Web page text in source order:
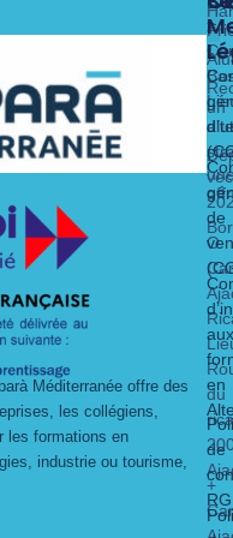
Méditerranée offre des
les collégiens,
les formations en
industrie ou tourisme,
un
x
dit
O
du
+
de
aux
en
de